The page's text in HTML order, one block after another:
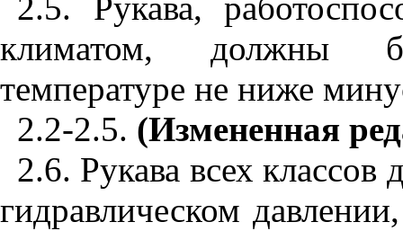
2.5. Рукава,
климатом, должны
температуре не ниже
2.2-2.5. (Измененная
2.6. Рукава всех
гидравлическом